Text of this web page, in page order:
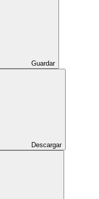
Guardar
Descargar